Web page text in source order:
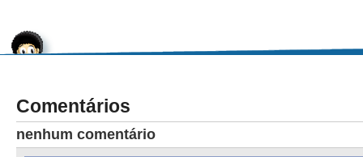
Comentários
nenhum comentário